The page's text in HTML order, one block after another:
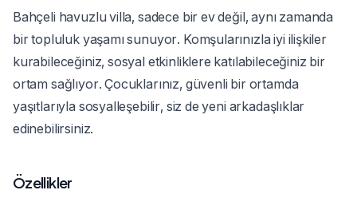
Bahçeli havuzlu villa, sadece bir ev değil, aynı zamanda
bir topluluk yaşamı sunuyor. Komşularınızla iyi ilişkiler
kurabileceğiniz, sosyal etkinliklere katılabileceğiniz bir
ortam sağlıyor. Çocuklarınız, güvenli bir ortamda
yaşıtlarıyla sosyalleşebilir, siz de yeni arkadaşlıklar
edinebilirsiniz.
Özellikler